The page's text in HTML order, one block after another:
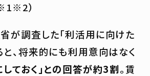
）
が調査した「利活用に向けた
と、将来的にも利用意向はなく
しておく」との回答が約3割。賃